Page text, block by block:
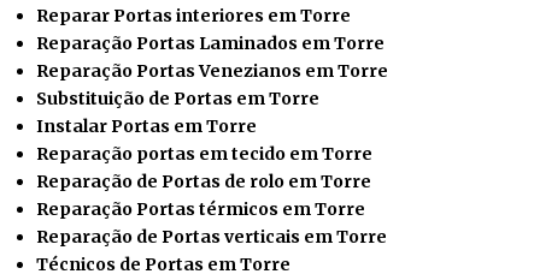
Reparar Portas interiores em Torre
Reparação Portas Laminados em Torre
Reparação Portas Venezianos em Torre
Substituição de Portas em Torre
InstalarPortas em Torre
Reparação portas em tecido em Torre
Reparação de Portas de rolo em Torre
Reparação Portas térmicos em Torre
Reparação de Portas verticais em Torre
Técnicos de Portas em Torre